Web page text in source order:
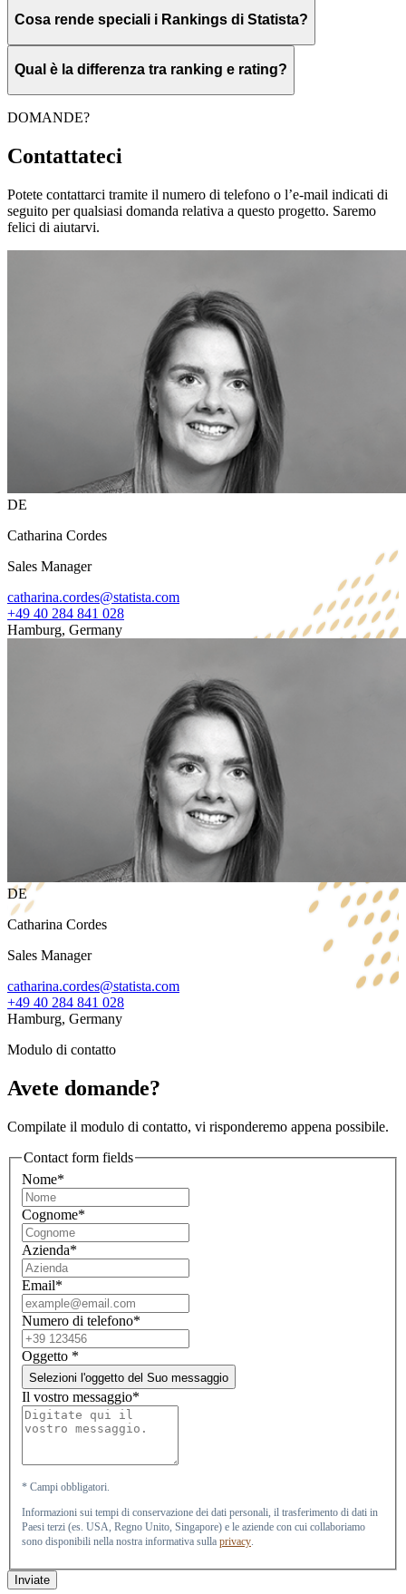
Cosa rende speciali i Rankings di Statista?
Qual è la differenza tra ranking e rating?
DOMANDE?
Contattateci
Potete contattarci tramite il numero di telefono o l’e-mail indicati di
seguito per qualsiasi domanda relativa a questo progetto. Saremo
felici di aiutarvi.
DE
Catharina Cordes
Sales Manager
catharina.cordes@statista.com
+49 40 284 841 028
Hamburg, Germany
DE
Catharina Cordes
Sales Manager
catharina.cordes@statista.com
+49 40 284 841 028
Hamburg, Germany
Modulo di contatto
Avete domande?
Compilate il modulo di contatto, vi risponderemo appena possibile.
Contact form fields
Nome*
Cognome*
Azienda*
Email*
Numero di telefono*
Oggetto *
Selezioni l'oggetto del Suo messaggio
Il vostro messaggio*
* Campi obbligatori.
Informazioni sui tempi di conservazione dei dati personali, il trasferimento di dati in
Paesi terzi (es. USA, Regno Unito, Singapore) e le aziende con cui collaboriamo
sono disponibili nella nostra informativa sulla privacy
Inviate